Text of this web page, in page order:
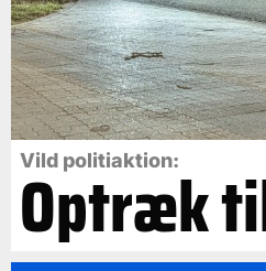
Vild politiaktion:
Optræk